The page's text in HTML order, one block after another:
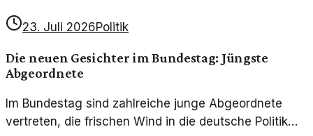
23. Juli 2026Politik
Die neuen Gesichter im Bundestag: Jüngste
Abgeordnete
Im Bundestag sind zahlreiche junge Abgeordnete
vertreten, die frischen Wind in die deutsche Politik